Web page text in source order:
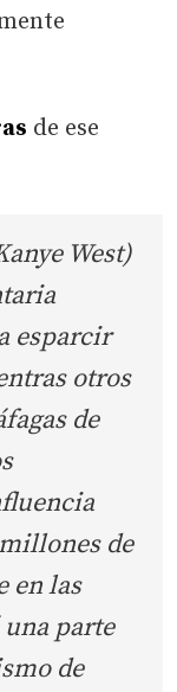
de ese
West)
esparcir
otros
de
de
en las
una parte
de